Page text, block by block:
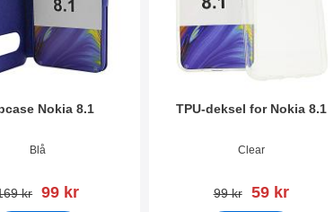
Nokia 8.1
30892
Blå
gammel pris
kr ny pris
99 kr
TPU-deksel for Nokia 8.1
Varenummer 30449
Clear
gammel pris
99 kr ny pris
59 kr